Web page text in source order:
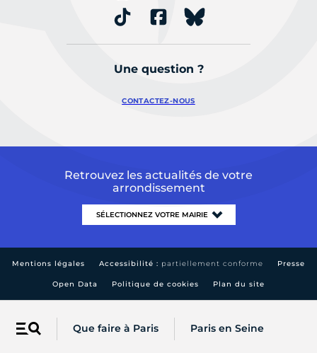
Menu Que faire à Paris Paris en Seine
Une question ?
CONTACTEZ-NOUS
Retrouvez les actualités de votre
arrondissement
Mentions légales Accessibilité : partiellement conforme Presse
Open Data Politique de cookies Plan du site